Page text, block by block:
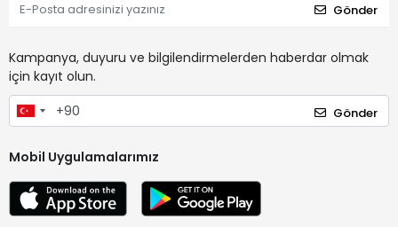
Gönder
Kampanya, duyuru ve bilgilendirmelerden haberdar olmak
için kayıt olun.
Gönder
Mobil Uygulamalarımız